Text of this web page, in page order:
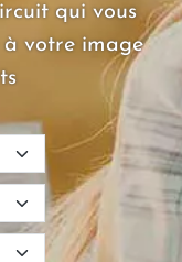
qui vous
à votre image